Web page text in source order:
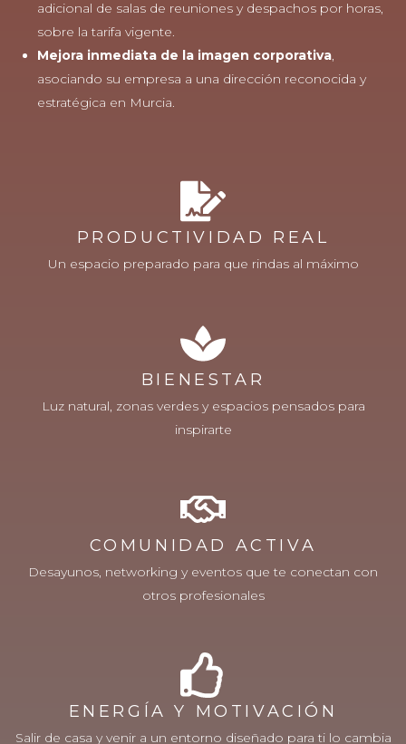
adicional de salas de reuniones y despachos por horas,
sobre la tarifa vigente.
Mejora inmediata de la imagen corporativa,
asociando su empresa a una dirección reconocida y
estratégica en Murcia.
PRODUCTIVIDAD REAL
Un espacio preparado para que rindas al máximo
BIENESTAR
Luz natural, zonas verdes y espacios pensados para
inspirarte
COMUNIDAD ACTIVA
Desayunos, networking y eventos que te conectan con
otros profesionales
ENERGÍA Y MOTIVACIÓN
Salir de casa y venir a un entorno diseñado para ti lo cambia